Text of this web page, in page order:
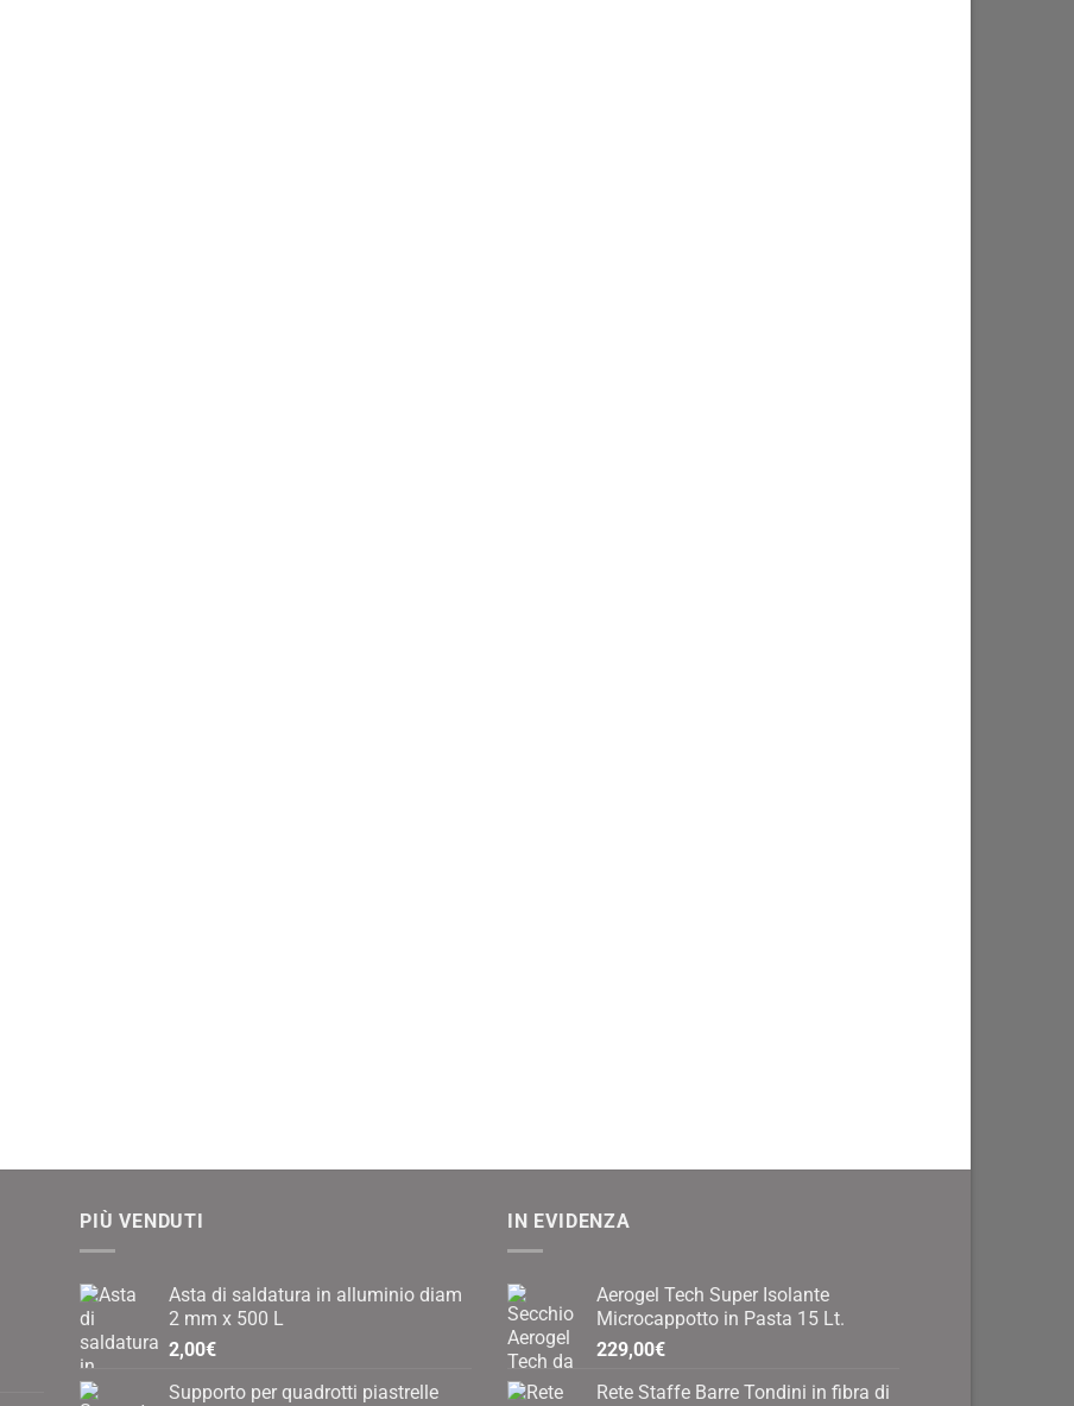
PIÙ VENDUTI
Asta di saldatura in alluminio diam
2 mm x 500 L
2,00€
Supporto per quadrotti piastrelle
IN EVIDENZA
Aerogel Tech Super Isolante
Microcappotto in Pasta 15 Lt.
229,00€
Rete Staffe Barre Tondini in fibra di